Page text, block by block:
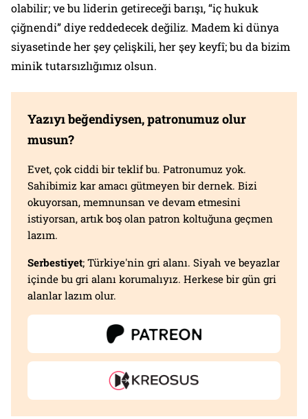
olabilir; ve bu liderin getireceği barışı, “iç hukuk
çiğnendi” diye reddedecek değiliz. Madem ki dünya
siyasetinde her şey çelişkili, her şey keyfî; bu da bizim
minik tutarsızlığımız olsun.
Yazıyı beğendiysen, patronumuz olur
musun?
Evet, çok ciddi bir teklif bu. Patronumuz yok.
Sahibimiz kar amacı gütmeyen bir dernek. Bizi
okuyorsan, memnunsan ve devam etmesini
istiyorsan, artık boş olan patron koltuğuna geçmen
lazım.
Serbestiyet; Türkiye'nin gri alanı. Siyah ve beyazlar
içinde bu gri alanı korumalıyız. Herkese bir gün gri
alanlar lazım olur.